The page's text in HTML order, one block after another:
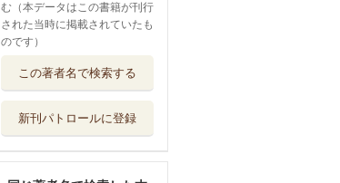
む（本データはこの書籍が刊行
された当時に掲載されていたも
のです）
この著者名で検索する
新刊パトロールに登録
ＳＢクリエイテ...
会社と社会の読書
黒鳥社